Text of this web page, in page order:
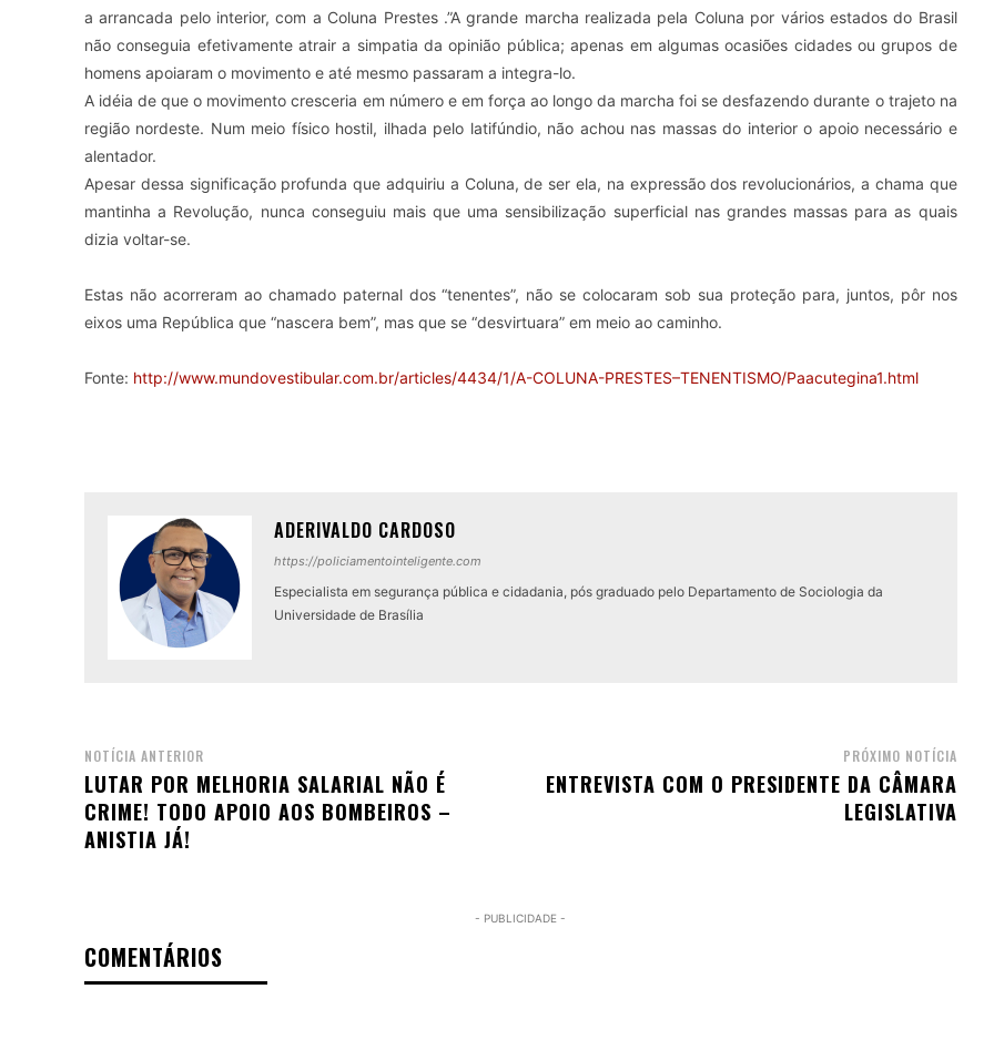
a arrancada pelo interior, com a Coluna Prestes .”A grande marcha realizada pela Coluna por vários estados do Brasil
não conseguia efetivamente atrair a simpatia da opinião pública; apenas em algumas ocasiões cidades ou grupos de
homens apoiaram o movimento e até mesmo passaram a integra-lo.
A idéia de que o movimento cresceria em número e em força ao longo da marcha foi se desfazendo durante o trajeto na
região nordeste. Num meio físico hostil, ilhada pelo latifúndio, não achou nas massas do interior o apoio necessário e
alentador.
Apesar dessa significação profunda que adquiriu a Coluna, de ser ela, na expressão dos revolucionários, a chama que
mantinha a Revolução, nunca conseguiu mais que uma sensibilização superficial nas grandes massas para as quais
dizia voltar-se.
Estas não acorreram ao chamado paternal dos “tenentes”, não se colocaram sob sua proteção para, juntos, pôr nos
eixos uma República que “nascera bem”, mas que se “desvirtuara” em meio ao caminho.
Fonte: http://www.mundovestibular.com.br/articles/4434/1/A-COLUNA-PRESTES–TENENTISMO/Paacutegina1.html
ADERIVALDO CARDOSO
https://policiamentointeligente.com
Especialista em segurança pública e cidadania, pós graduado pelo Departamento de Sociologia da
Universidade de Brasília
NOTÍCIA ANTERIOR
LUTAR POR MELHORIA SALARIAL NÃO É
CRIME! TODO APOIO AOS BOMBEIROS –
ANISTIA JÁ!
PRÓXIMO NOTÍCIA
ENTREVISTA COM O PRESIDENTE DA CÂMARA
LEGISLATIVA
- PUBLICIDADE -
COMENTÁRIOS